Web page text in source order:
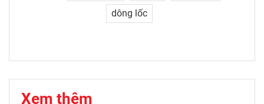
dông lốc
Xem thêm